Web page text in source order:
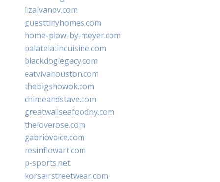
lizaivanov.com
guesttinyhomes.com
home-plow-by-meyer.com
palatelatincuisine.com
blackdoglegacy.com
eatvivahouston.com
thebigshowok.com
chimeandstave.com
greatwallseafoodny.com
theloverose.com
gabriovoice.com
resinflowart.com
p-sports.net
korsairstreetwear.com